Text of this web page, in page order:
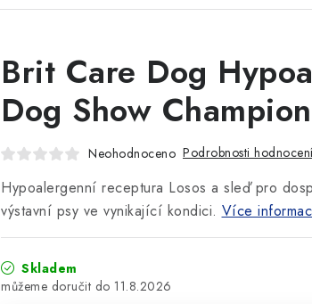
Brit Care Dog
Dog Show
Neohodnoceno Podrobnosti
Hypoalergenní receptura Losos a sleď pro
výstavní psy ve vynikající kondici. Více
Skladem
11.8.2026